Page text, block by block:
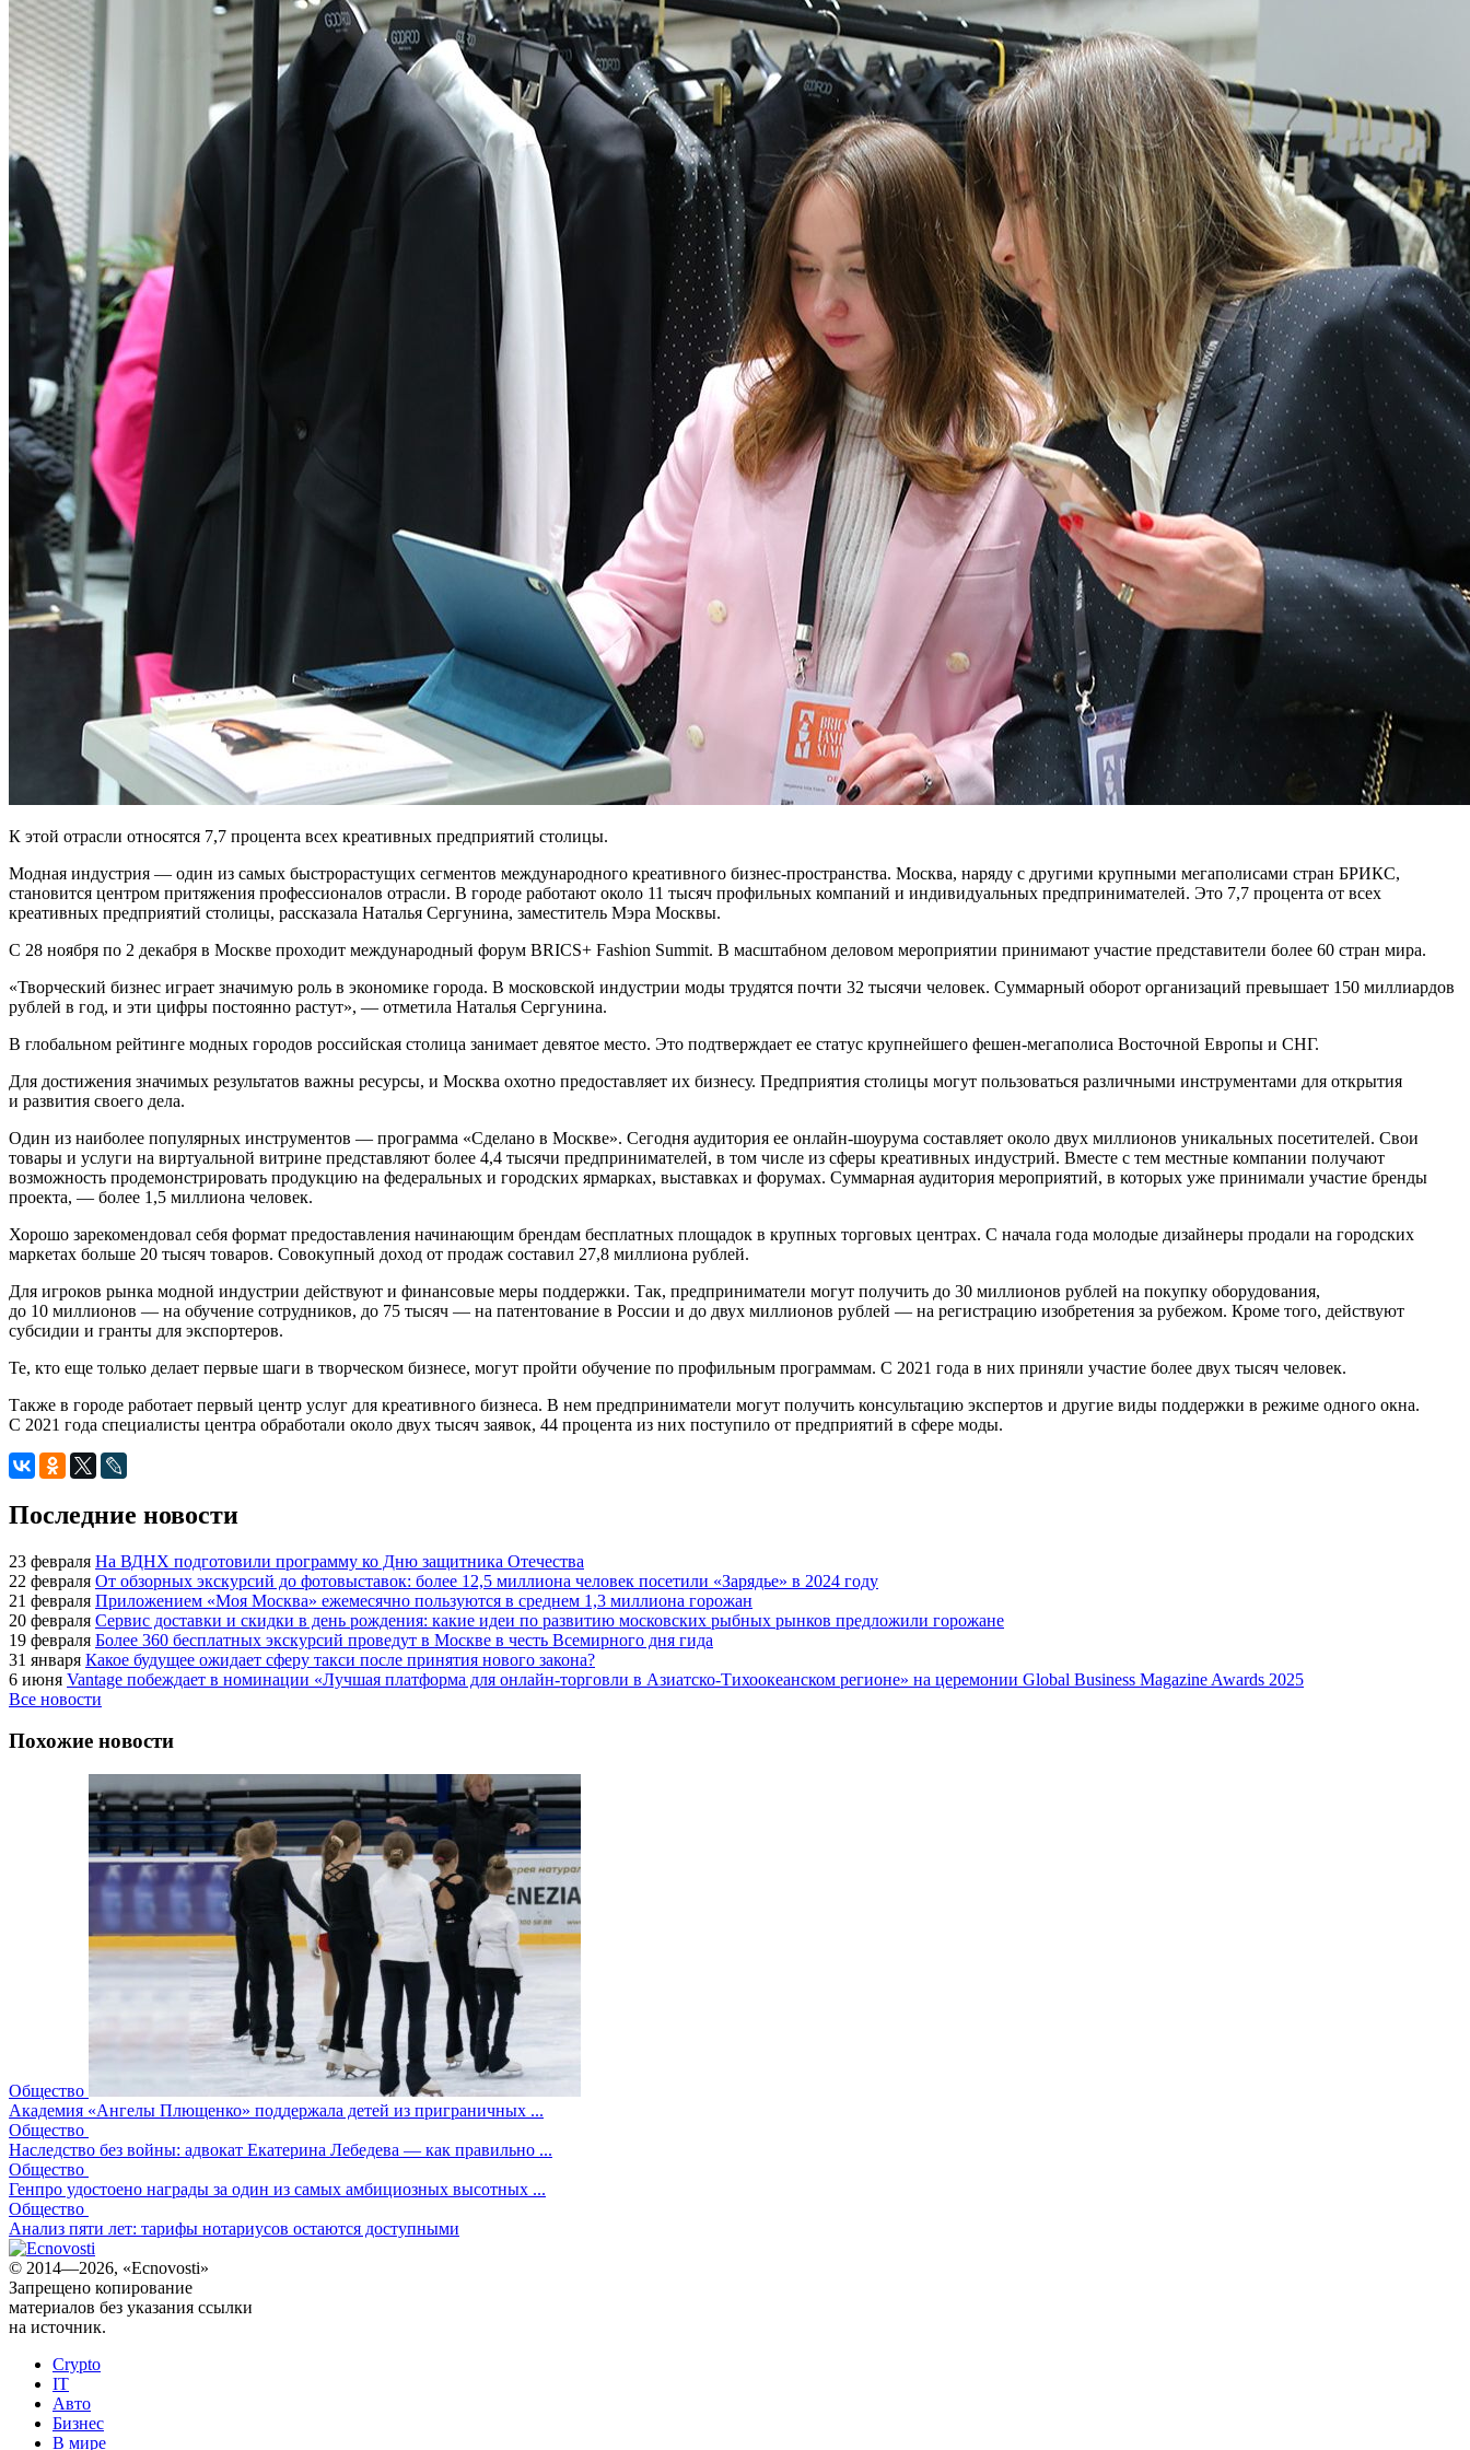
К этой отрасли относятся 7,7 процента всех креативных предприятий столицы.
Модная индустрия — один из самых быстрорастущих сегментов международного креативного бизнес-пространства. Москва, наряду с другими крупными мегаполисами стран БРИКС,
становится центром притяжения профессионалов отрасли. В городе работают около 11 тысяч профильных компаний и индивидуальных предпринимателей. Это 7,7 процента от всех
креативных предприятий столицы, рассказала Наталья Сергунина, заместитель Мэра Москвы.
С 28 ноября по 2 декабря в Москве проходит международный форум BRICS+ Fashion Summit. В масштабном деловом мероприятии принимают участие представители более 60 стран мира.
«Творческий бизнес играет значимую роль в экономике города. В московской индустрии моды трудятся почти 32 тысячи человек. Суммарный оборот организаций превышает 150 миллиардов
рублей в год, и эти цифры постоянно растут», — отметила Наталья Сергунина.
В глобальном рейтинге модных городов российская столица занимает девятое место. Это подтверждает ее статус крупнейшего фешен-мегаполиса Восточной Европы и СНГ.
Для достижения значимых результатов важны ресурсы, и Москва охотно предоставляет их бизнесу. Предприятия столицы могут пользоваться различными инструментами для открытия
и развития своего дела.
Один из наиболее популярных инструментов — программа «Сделано в Москве». Сегодня аудитория ее онлайн-шоурума составляет около двух миллионов уникальных посетителей. Свои
товары и услуги на виртуальной витрине представляют более 4,4 тысячи предпринимателей, в том числе из сферы креативных индустрий. Вместе с тем местные компании получают
возможность продемонстрировать продукцию на федеральных и городских ярмарках, выставках и форумах. Суммарная аудитория мероприятий, в которых уже принимали участие бренды
проекта, — более 1,5 миллиона человек.
Хорошо зарекомендовал себя формат предоставления начинающим брендам бесплатных площадок в крупных торговых центрах. С начала года молодые дизайнеры продали на городских
маркетах больше 20 тысяч товаров. Совокупный доход от продаж составил 27,8 миллиона рублей.
Для игроков рынка модной индустрии действуют и финансовые меры поддержки. Так, предприниматели могут получить до 30 миллионов рублей на покупку оборудования,
до 10 миллионов — на обучение сотрудников, до 75 тысяч — на патентование в России и до двух миллионов рублей — на регистрацию изобретения за рубежом. Кроме того, действуют
субсидии и гранты для экспортеров.
Те, кто еще только делает первые шаги в творческом бизнесе, могут пройти обучение по профильным программам. С 2021 года в них приняли участие более двух тысяч человек.
Также в городе работает первый центр услуг для креативного бизнеса. В нем предприниматели могут получить консультацию экспертов и другие виды поддержки в режиме одного окна.
С 2021 года специалисты центра обработали около двух тысяч заявок, 44 процента из них поступило от предприятий в сфере моды.
Последние новости
23 февраля На ВДНХ подготовили программу ко Дню защитника Отечества
22 февраля От обзорных экскурсий до фотовыставок: более 12,5 миллиона человек посетили «Зарядье» в 2024 году
21 февраля Приложением «Моя Москва» ежемесячно пользуются в среднем 1,3 миллиона горожан
20 февраля Сервис доставки и скидки в день рождения: какие идеи по развитию московских рыбных рынков предложили горожане
19 февраля Более 360 бесплатных экскурсий проведут в Москве в честь Всемирного дня гида
31 января Какое будущее ожидает сферу такси после принятия нового закона?
6 июня Vantage побеждает в номинации «Лучшая платформа для онлайн-торговли в Азиатско-Тихоокеанском регионе» на церемонии Global Business Magazine Awards 2025
Все новости
Похожие новости
Общество
Академия «Ангелы Плющенко» поддержала детей из приграничных ...
Общество
Наследство без войны: адвокат Екатерина Лебедева — как правильно ...
Общество
Генпро удостоено награды за один из самых амбициозных высотных ...
Общество
Анализ пяти лет: тарифы нотариусов остаются доступными
© 2014—2026, «Ecnovosti»
Запрещено копирование
материалов без указания ссылки
на источник.
Crypto
IT
Авто
Бизнес
В мире